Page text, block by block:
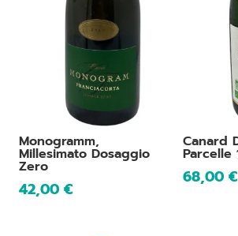
Monogramm,
Millesimato Dosaggio
Zero
42,00 €
Canard
Parcelle
68,00 €